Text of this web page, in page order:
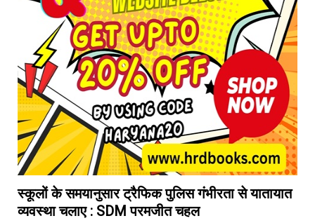
स्कूलों के समयानुसार ट्रैफिक पुलिस गंभीरता से यातायात
व्यवस्था चलाए : SDM परमजीत चहल